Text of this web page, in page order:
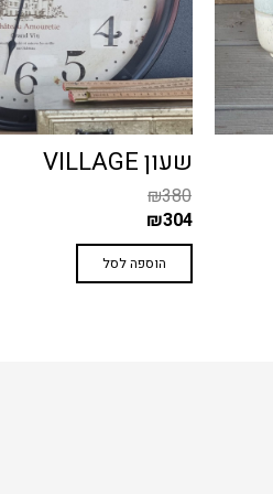
מ”ל
₪120
הוספה לסל